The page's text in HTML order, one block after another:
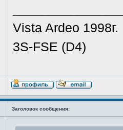
Vista Ardeo 1998г.
3S-FSE (D4)
Заголовок сообщения: